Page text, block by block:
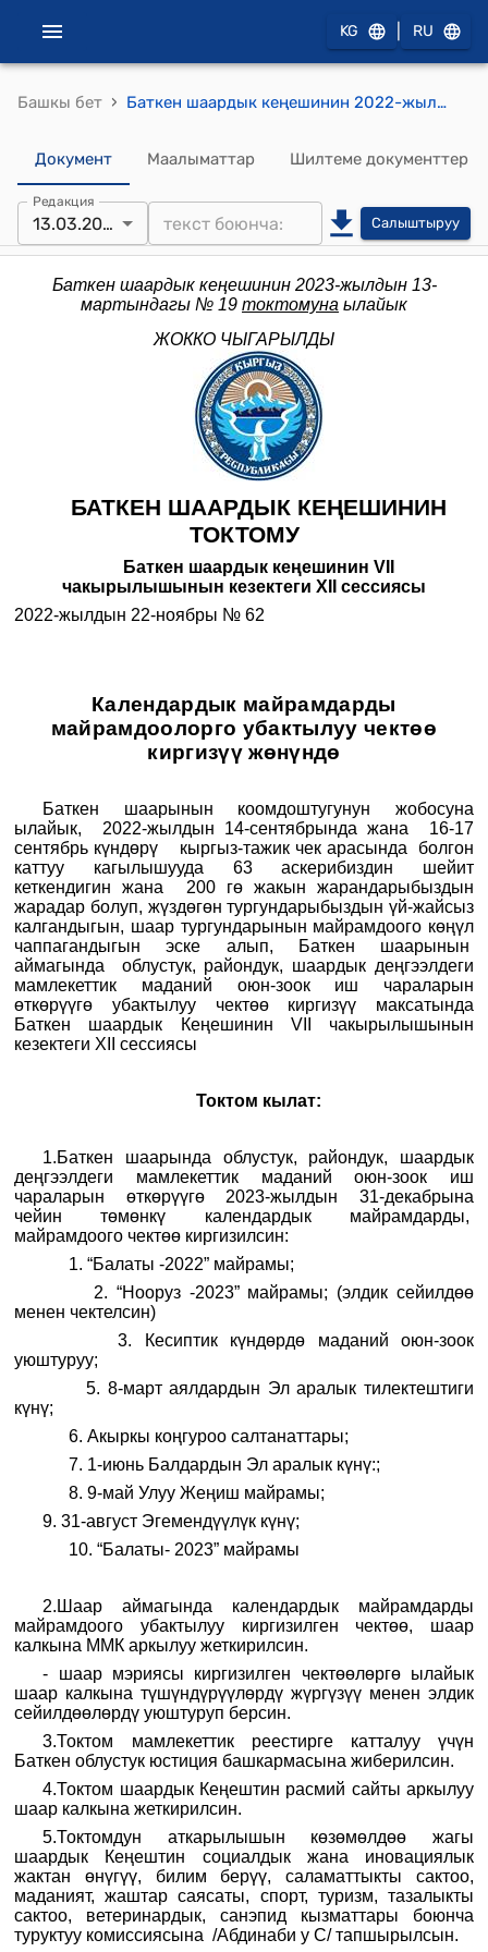
KG RU
Башкы бет › Баткен шаардык кеңешинин 2022-жылдын 22-ноябрындагы № 62 "Календардык майрамдарды майрамдоолорго убактылуу чектөө киргизүү жөнүндө" токтому
Документ Маалыматтар Шилтеме документтер
Редакция
13.03.2023 Салыштыруу